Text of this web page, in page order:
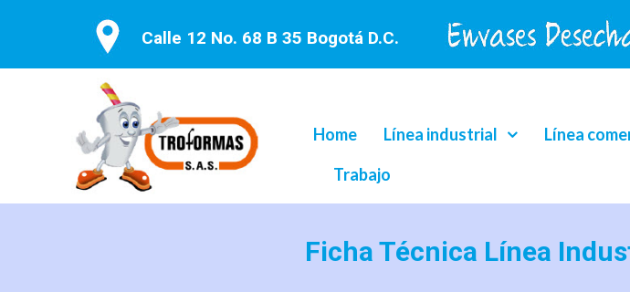
Calle 12 No. 68 B 35 Bogotá D.C.
Home Línea industrial Línea
Trabajo
Ficha Técnica Línea